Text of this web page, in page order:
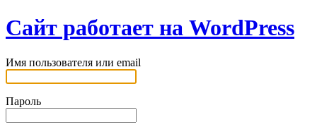
Сайт работает на WordPress
Имя пользователя или email
Пароль